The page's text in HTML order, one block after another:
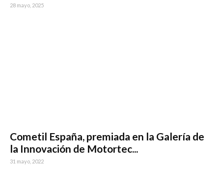
28 mayo, 2025
Cometil España, premiada en la Galería de
la Innovación de Motortec...
31 mayo, 2022